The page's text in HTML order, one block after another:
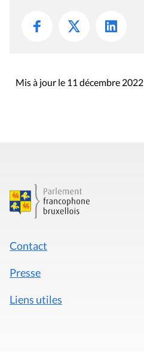
Mis à jour le 11 décembre 2022
Contact
Presse
Liens utiles